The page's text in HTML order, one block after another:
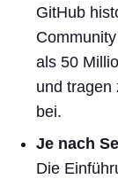
GitHub
als 50
und tragen
bei.
Je nach
Die